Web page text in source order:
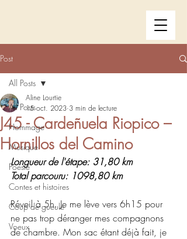
Post
All Posts
Hommage
Musique
Poésie
Contes et histoires
Coup de gueule
Voeux
All Posts
J45 - Cardeñuela Riopico –
Hornillos del Camino
Aline Lourtie
15 oct. 2023 3 min de lecture
Longueur de l'étape: 31,80 km
Total parcouru: 1098,80 km
Réveil à 5h. Je me lève vers 6h15 pour
ne pas trop déranger mes compagnons
de chambre. Mon sac étant déjà fait, je